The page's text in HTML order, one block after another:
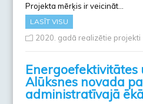
Projekta mērķis ir veicināt…
LASĪT VISU
2020. gadā realizētie projekti
Energoefektivitātes
Alūksnes novada
administratīvajā ēkā